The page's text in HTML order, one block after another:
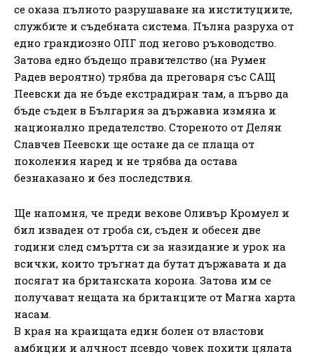
се оказа пълното разрушаване на институциите,
службите и съдебната система. Пълна разруха от
едно грандиозно ОПГ под негово ръководство.
Затова едно бъдещо правителство (на Румен
Радев вероятно) трябва да преговаря със САЩ
Пеевски да не бъде екстрадиран там, а първо да
бъде съден в България за държавна измяна и
национално предателство. Стореното от Делян
Славчев Пеевски ще остане да се плаща от
поколения наред и не трябва да остава
безнаказано и без последствия.
Ще напомня, че преди векове Оливър Кромуел и
бил изваден от гроба си, съден и обесен две
години след смъртта си за назидание и урок на
всички, които тръгнат да бутат държавата и да
посягат на британската корона. Затова им се
получават нещата на британците от Магна харта
насам.
В края на краищата един болен от властови
амбиции и алчност псевдо човек похити цялата